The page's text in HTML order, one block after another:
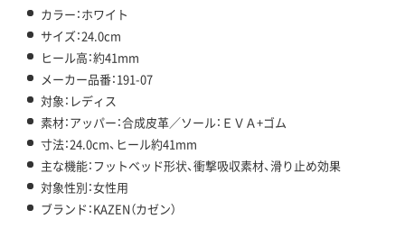
カラー：ホワイト
サイズ：24.0cm
ヒール高：約41mm
メーカー品番：191-07
対象：レディス
素材：アッパー：合成皮革／ソール：ＥＶＡ+ゴム
寸法：24.0cm、ヒール約41mm
主な機能：フットベッド形状、衝撃吸収素材、滑り止め効果
対象性別：女性用
ブランド：KAZEN（カゼン）